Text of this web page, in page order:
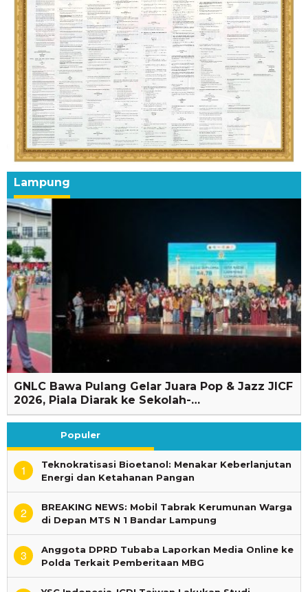
Lampung
GNLC Bawa Pulang Gelar Juara Pop & Jazz JICF
2026, Piala Diarak ke Sekolah-…
Populer
1
Teknokratisasi Bioetanol: Menakar Keberlanjutan
Energi dan Ketahanan Pangan
2
BREAKING NEWS: Mobil Tabrak Kerumunan Warga
di Depan MTS N 1 Bandar Lampung
3
Anggota DPRD Tubaba Laporkan Media Online ke
Polda Terkait Pemberitaan MBG